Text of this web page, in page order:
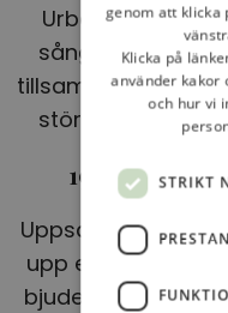
Urban
sångförfattarna i
tillsammans med
största sånger
19.00-19.30
Uppsala Pingst
upp ett svängigt
bjuder på en
genom att klicka
Klicka på
använder kakor
och hur vi
STRIKT